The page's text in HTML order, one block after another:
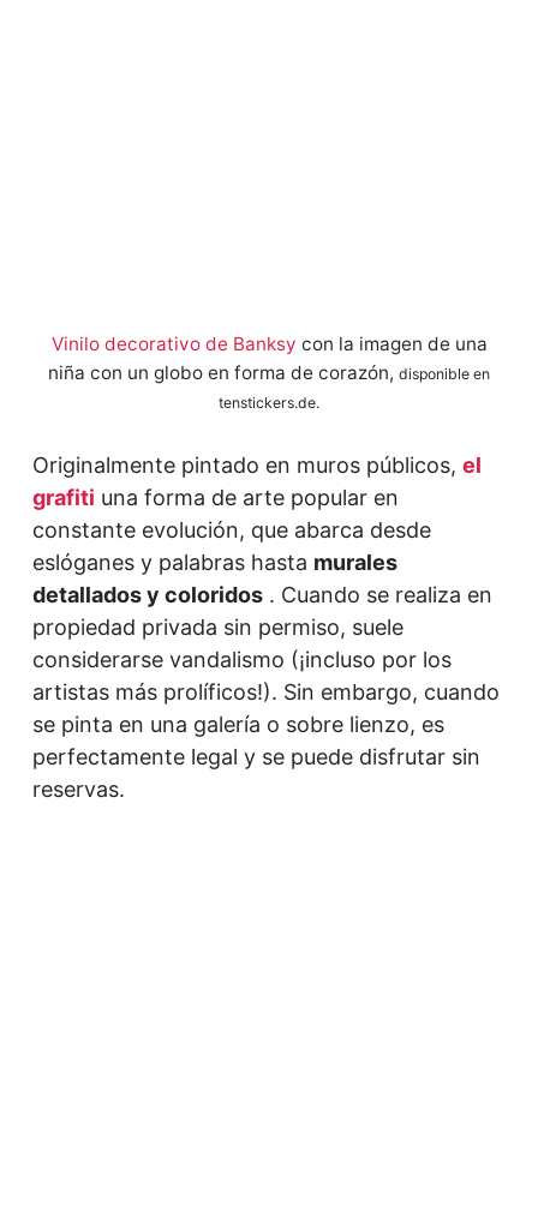
Vinilo decorativo de Banksy con la imagen de una
niña con un globo en forma de corazón, disponible en
tenstickers.de.
Originalmente pintado en muros públicos, el
grafiti una forma de arte popular en
constante evolución, que abarca desde
eslóganes y palabras hasta murales
detallados y coloridos . Cuando se realiza en
propiedad privada sin permiso, suele
considerarse vandalismo (¡incluso por los
artistas más prolíficos!). Sin embargo, cuando
se pinta en una galería o sobre lienzo, es
perfectamente legal y se puede disfrutar sin
reservas.